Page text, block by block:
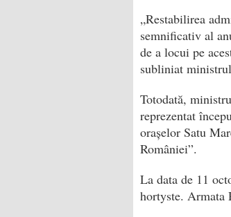
„Restabilirea
semnificativ al
de a locui pe
subliniat
Totodată,
reprezentat
orașelor Satu
României”.
La data de 11
hortyste. Armata